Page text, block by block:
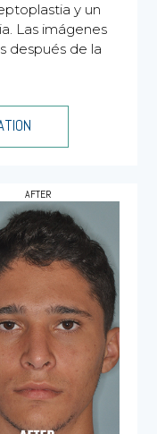
y un
Las imágenes
después de la